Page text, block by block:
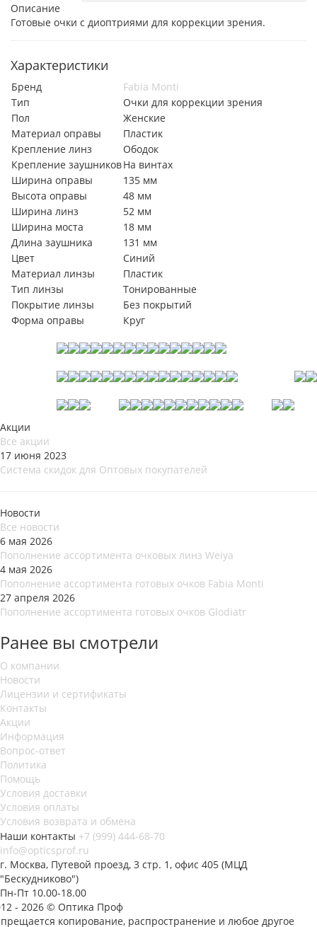
Описание
Готовые очки с диоптриями для коррекции зрения.
Характеристики
Бренд
Fabia Monti
Тип
Очки для коррекции зрения
Пол
Женские
Материал оправы
Пластик
Крепление линз
Ободок
Крепление заушниковНа винтах
Ширина оправы
135 мм
Высота оправы
48 мм
Ширина линз
52 мм
Ширина моста
18 мм
Длина заушника
131 мм
Цвет
Синий
Материал линзы
Пластик
Тип линзы
Тонированные
Покрытие линзы
Без покрытий
Форма оправы
Круг
Акции
Все акции
17 июня 2023
Система скидок для Оптовых покупателей
Новости
Все новости
6 мая 2026
Пополнение ассортимента очковых линз Weiya
4 мая 2026
Пополнение ассортимента готовых очков Fabia Monti
27 апреля 2026
Пополнение ассортимента готовых очков Glodiatr
Ранее вы смотрели
О компании
Новости
Лицензии и сертификаты
Контакты
Акции
Информация
Вопрос-ответ
Политика
Помощь
Условия доставки
Условия оплаты
Условия возврата и обмена
Наши контакты +7 (999) 444-68-70
info@opticsprof.ru
г. Москва, Путевой проезд, 3 стр. 1, офис 405 (МЦД
"Бескудниково")
Пн-Пт 10.00-18.00
- 2026 © Оптика Проф
копирование, распространение и любое другое